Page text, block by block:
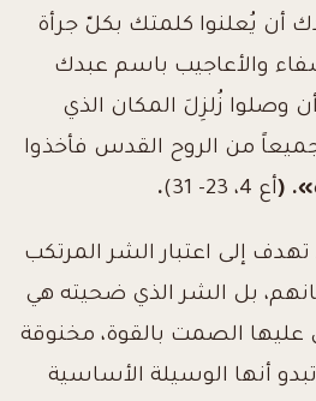
أن يُعلنوا كلمتك بكلّ جرأة
والأعاجيب باسم عبدك
وصلوا زُلزِلَ المكان الذي
جميعاً من الروح القدس فأخذوا
». (أع 4، 23- 31) .
تهدف إلى اعتبار الشر المرتكب
بل الشر الذي ضحيته هي
عليها الصمت بالقوة، مخنوقة
أنها الوسيلة الأساسية